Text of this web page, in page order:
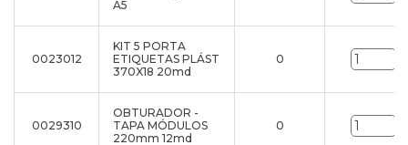
A5
0023012
KIT 5 PORTA
ETIQUETAS PLÁST
370X18 20md
0
0029310
OBTURADOR -
TAPA MÓDULOS
220mm 12md
0